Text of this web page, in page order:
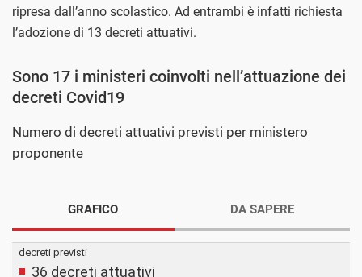
ripresa dall’anno scolastico. Ad entrambi è infatti richiesta
l’adozione di 13 decreti attuativi.
Sono 17 i ministeri coinvolti nell’attuazione dei
decreti Covid19
Numero di decreti attuativi previsti per ministero
proponente
GRAFICO DA SAPERE